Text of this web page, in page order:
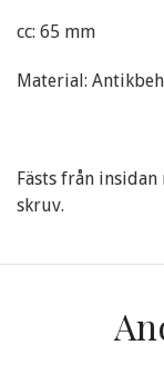
cc: 65 mm
Material:
Fästs från
skruv.